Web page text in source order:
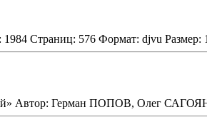
1984 Страниц: 576 Формат: djvu
Автор: Герман ПОПОВ, Олег